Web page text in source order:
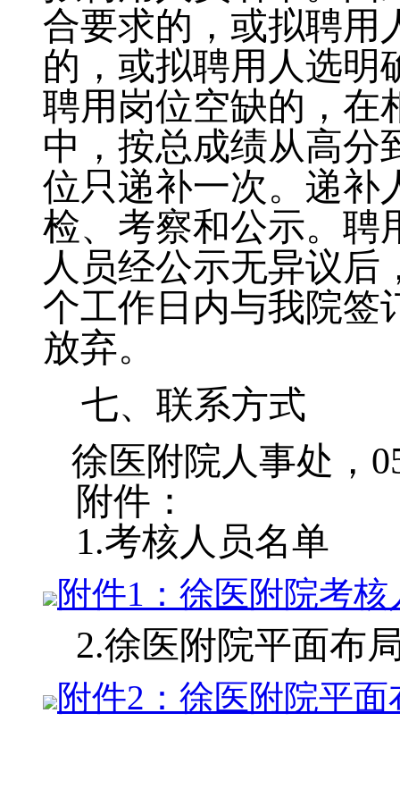
合要求的，或拟聘用
的，或拟聘用人选明
聘用岗位空缺的，在
中，按总成绩从高分
位只递补一次。递补
检、考察和公示。聘
人员经公示无异议后
个工作日内与我院签
放弃。
七、联系方式
徐医附院人事处，
附件：
1.考核人员名单
附件1：徐医附院考
2.徐医附院平面布
附件2：徐医附院平面